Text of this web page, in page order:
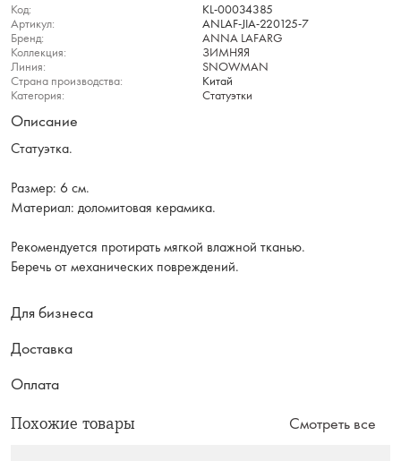
Код:
KL-00034385
Артикул:
ANLAF-JIA-220125-7
Бренд:
ANNA LAFARG
Коллекция:
ЗИМНЯЯ
Линия:
SNOWMAN
Страна производства:
Китай
Категория:
Статуэтки
Описание
Статуэтка.
Размер: 6 см.
Материал: доломитовая керамика.
Рекомендуется протирать мягкой влажной тканью.
Беречь от механических повреждений.
Для бизнеса
Доставка
Оплата
Похожие товары Смотреть все